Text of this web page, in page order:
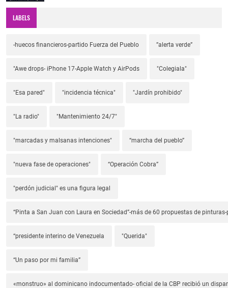
LABELS
-huecos financieros-partido Fuerza del Pueblo ”alerta verde”
"Awe drops- iPhone 17-Apple Watch y AirPods "Colegiala"
"Esa pared" "incidencia técnica" "Jardín prohibido"
"La radio" "Mantenimiento 24/7"
"marcadas y malsanas intenciones" “marcha del pueblo”
"nueva fase de operaciones" “Operación Cobra”
"perdón judicial" es una figura legal
“Pinta a San Juan con Laura en Sociedad”-más de 60 propuestas de
“presidente interino de Venezuela "Querida"
“Un paso por mi familia”
«monstruo» al dominicano indocumentado- oficial de la CBP recibió un